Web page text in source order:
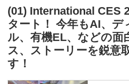
(01) International CES
タート！ 今年もAI、デ
ル、有機EL、などの面
ス、ストーリーを鋭意
す！